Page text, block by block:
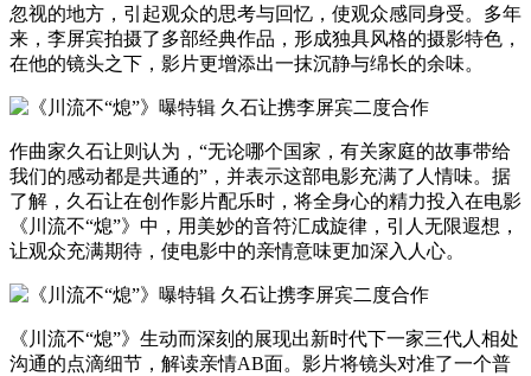
忽视的地方，引起观众的思考与回忆，使观众感同身受。多年
来，李屏宾拍摄了多部经典作品，形成独具风格的摄影特色，
在他的镜头之下，影片更增添出一抹沉静与绵长的余味。
作曲家久石让则认为，“无论哪个国家，有关家庭的故事带给
我们的感动都是共通的”，并表示这部电影充满了人情味。据
了解，久石让在创作影片配乐时，将全身心的精力投入在电影
《川流不“熄”》中，用美妙的音符汇成旋律，引人无限遐想，
让观众充满期待，使电影中的亲情意味更加深入人心。
《川流不“熄”》生动而深刻的展现出新时代下一家三代人相处
沟通的点滴细节，解读亲情AB面。影片将镜头对准了一个普